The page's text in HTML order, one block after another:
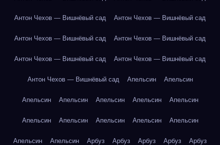
Антон Чехов — Вишнёвый сад Антон Чехов — Вишнёвый сад
Антон Чехов — Вишнёвый сад Антон Чехов — Вишнёвый сад
Антон Чехов — Вишнёвый сад Антон Чехов — Вишнёвый сад
Антон Чехов — Вишнёвый сад Апельсин Апельсин
Апельсин Апельсин Апельсин Апельсин Апельсин
Апельсин Апельсин Апельсин Апельсин Апельсин
Апельсин Апельсин Арбуз Арбуз Арбуз Арбуз Арбуз